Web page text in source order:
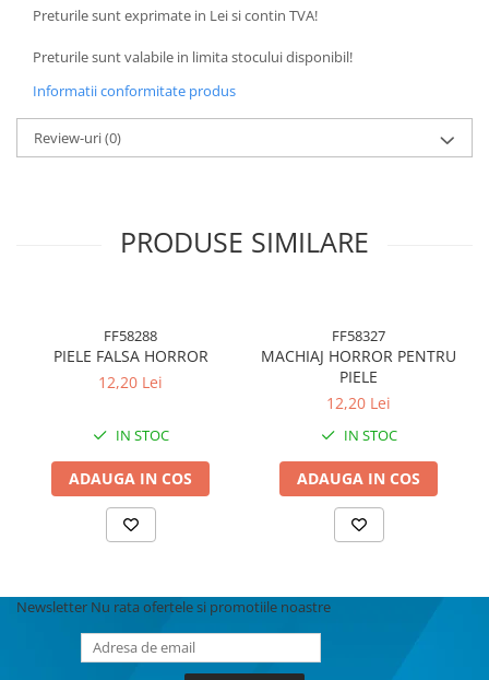
BODY - BUST
COSTUME FETE ROCHITE FUSTE
COSTUME PETRECERE ADULTI
COSTUME SI ACCESORII
TRICOURI TEMATICE 3D
Preturile sunt exprimate in Lei si contin TVA!
Preturile sunt valabile in limita stocului disponibil!
Informatii conformitate produs
Review-uri(0)
PRODUSE SIMILARE
FF58288
PIELE FALSA HORROR
12,20 Lei
IN STOC
ADAUGA IN COS
FF58327
MACHIAJ HORROR PENTRU
PIELE
12,20 Lei
IN STOC
ADAUGA IN COS
Newsletter Nu rata ofertele si promotiile noastre